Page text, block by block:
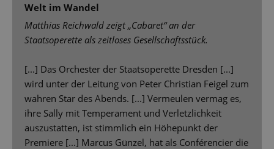
Welt im Wandel
Matthias Reichwald zeigt „Cabaret“ an der
Staatsoperette als zeitloses Gesellschaftsstück.
[...] Das Orchester der Staatsoperette Dresden [...]
wird unter der Leitung von Peter Christian Feigel zum
wahren Star des Abends. [...] Vermeulen vermag es,
ihre Sally mit Temperament und Verletzlichkeit
auszustatten, ist stimmlich ein Höhepunkt der
Premiere [...] Marcus Günzel, hat als Conférencier die